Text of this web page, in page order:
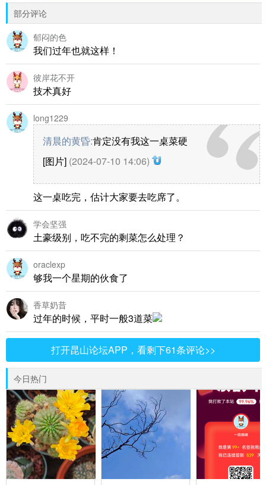
部分评论
郁闷的色
我们过年也就这样！
彼岸花不开
技术真好
long1229
清晨的黄昏:肯定没有我这一桌菜硬
[图片] (2024-07-10 14:06)
这一桌吃完，估计大家要去吃席了。
学会坚强
土豪级别，吃不完的剩菜怎么处理？
oraclexp
够我一个星期的伙食了
香草奶昔
过年的时候，平时一般3道菜
打开昆山论坛APP，看剩下61条评论>>
今日热门